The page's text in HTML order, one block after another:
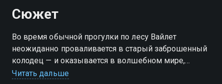
Сюжет
Во время обычной прогулки по лесу Вайлет
неожиданно проваливается в старый заброшенный
колодец — и оказывается в волшебном мире,
скрытом от людских глаз. Здесь всё дышит магией:
Читать дальше